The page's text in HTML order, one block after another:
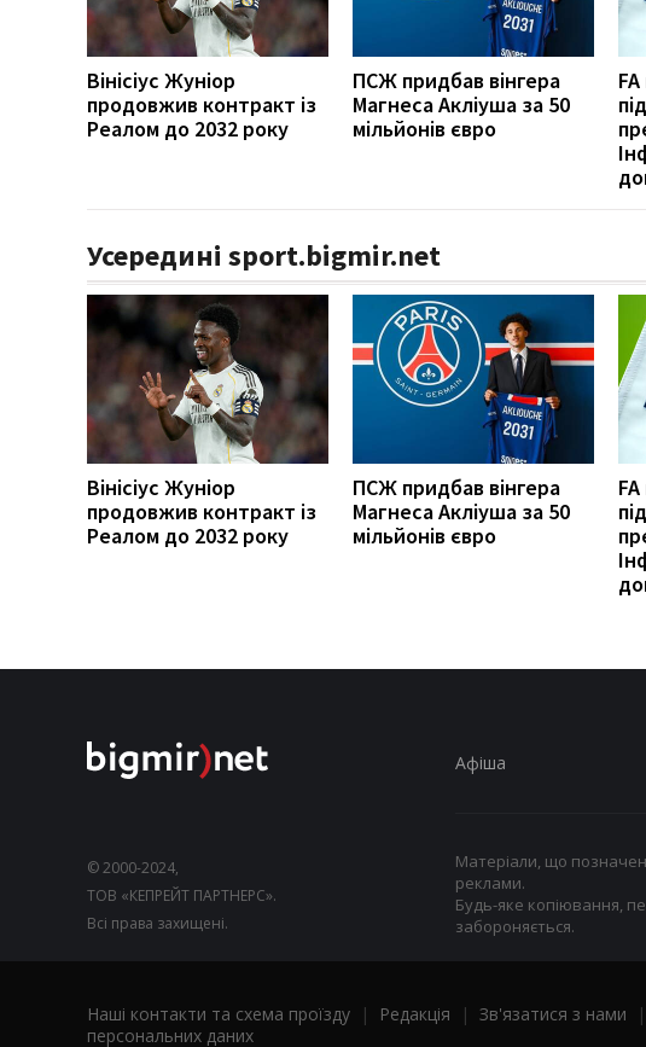
Вінісіус Жуніор
продовжив контракт із
Реалом до 2032 року
ПСЖ придбав вінгера
Магнеса Акліуша за 50
мільйонів євро
Усередині sport.bigmir.net
Вінісіус Жуніор
продовжив контракт із
Реалом до 2032 року
ПСЖ придбав вінгера
Магнеса Акліуша за 50
мільйонів євро
© 2000-2024,
ТОВ «КЕПРЕЙТ ПАРТНЕРС».
Всі права захищені.
Афіша
Матеріали, що
реклами.
Будь-яке копіювання,
забороняється.
Наші контакти та схема проїзду | Редакція | Зв'язатися з нами |
персональних даних